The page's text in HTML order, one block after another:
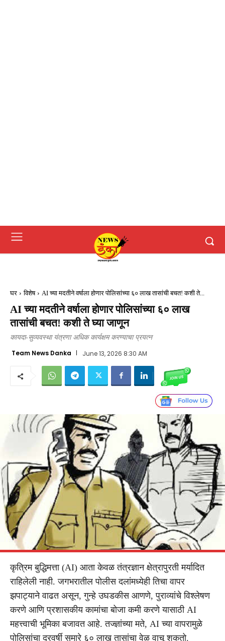
घर विशेष AI च्या मदतीने वर्षाला होणार पोलिसांच्या ६० लाख तासांची बचत! कशी ते...
AI च्या मदतीने वर्षाला होणार पोलिसांच्या ६० लाख
तासांची बचत! कशी ते घ्या जाणून
कायदा-सुव्यवस्था यंत्रणा अधिक कार्यक्षम करण्याचा प्रयत्न
Team News Danka June 13, 2026 8:30 AM
कृत्रिम बुद्धिमत्ता (AI) आता केवळ तंत्रज्ञान क्षेत्रापुरती मर्यादित
राहिलेली नाही. जगभरातील पोलीस दलांमध्येही तिचा वापर
झपाट्याने वाढत असून, गुन्हे उघडकीस आणणे, पुराव्यांचे विश्लेषण
करणे आणि प्रशासकीय कामांचा बोजा कमी करणे यासाठी AI
महत्त्वाची भूमिका बजावत आहे. तज्ज्ञांच्या मते, AI च्या वापरामुळे
पोलिसांचा दरवर्षी सुमारे ६० लाख तासांचा वेळ वाचू शकतो.